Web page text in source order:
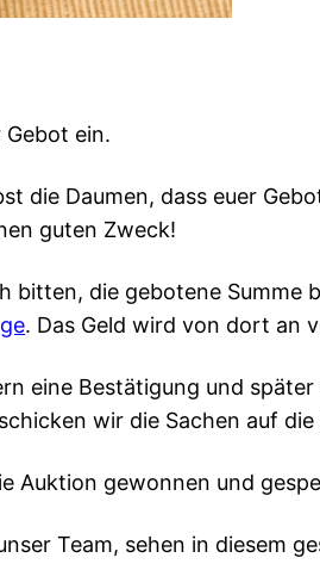
ein.
die Daumen, dass euer
guten Zweck!
bitten, die gebotene Summe
. Das Geld wird von dort an
eine Bestätigung und
wir die Sachen auf die
Auktion gewonnen und
Team, sehen in diesem